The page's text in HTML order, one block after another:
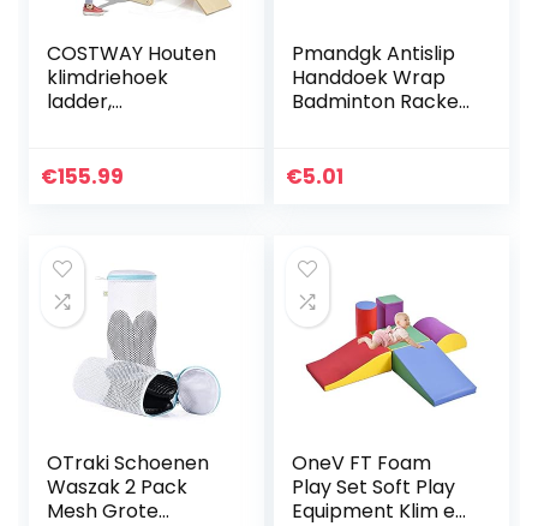
COSTWAY Houten
klimdriehoek
ladder,
met hellingbaan
€155.99
Pmandgk Antislip
Handdoek Wrap
Badminton Racket
€5.01
OTraki Schoenen
Waszak 2 Pack
Mesh Grote
OneV FT Foam
Play Set Soft Play
Equipment Klim en